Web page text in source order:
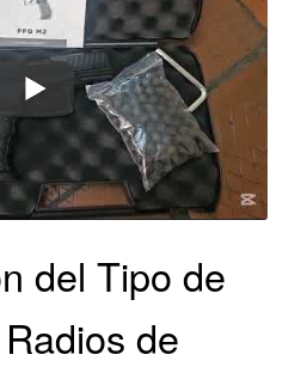
del Tipo de
de